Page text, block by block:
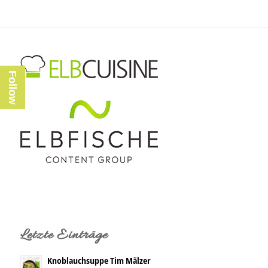
Letzte Einträge
Knoblauchsuppe Tim Mälzer
Follow